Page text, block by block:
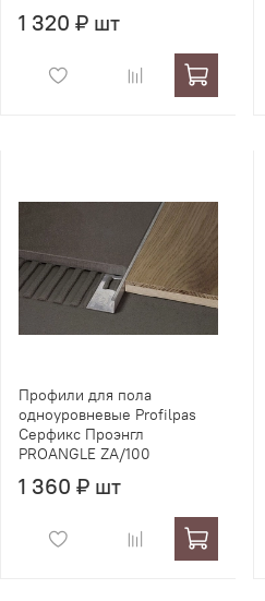
1 320 ₽ шт
Профили для пола
одноуровневые Profilpas
Серфикс Проэнгл
PROANGLE ZA/100
1 360 ₽ шт